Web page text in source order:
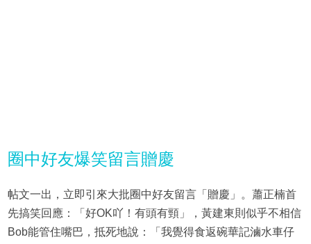
圈中好友爆笑留言贈慶
帖文一出，立即引來大批圈中好友留言「贈慶」。蕭正楠首
先搞笑回應：「好OK吖！有頭有頸」，黃建東則似乎不相信
Bob能管住嘴巴，抵死地說：「我覺得食返碗華記滷水車仔